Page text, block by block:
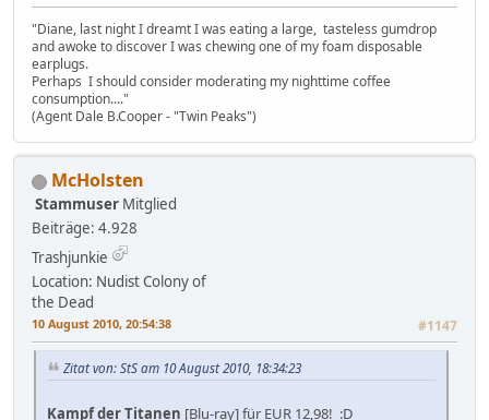
"Diane, last night I dreamt I was eating a large, tasteless gumdrop
and awoke to discover I was chewing one of my foam disposable
earplugs.
Perhaps I should consider moderating my nighttime coffee
consumption...."
(Agent Dale B.Cooper - "Twin Peaks")
McHolsten
Stammuser Mitglied
Beiträge: 4.928
Trashjunkie
Location: Nudist Colony of
the Dead
10 August 2010, 20:54:38 #1147
Zitat von: StS am 10 August 2010, 18:34:23
Kampf der Titanen [Blu-ray] für EUR 12,98! :D